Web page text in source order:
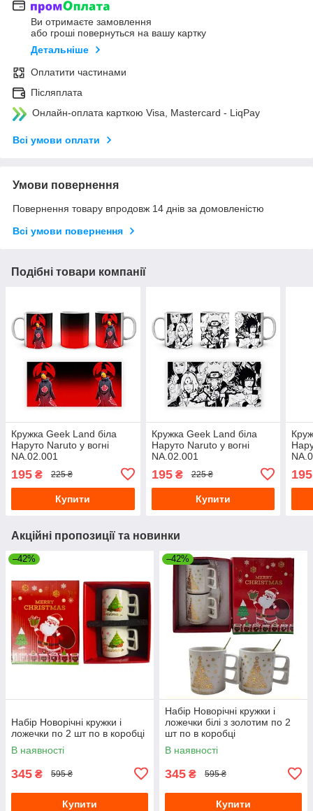
Ви отримаєте замовлення
або гроші повернуться на вашу картку
Детальніше
Оплатити частинами
Післяплата
Онлайн-оплата карткою Visa, Mastercard - LiqPay
Всі умови оплати
Умови повернення
Повернення товару впродовж 14 днів за домовленістю
Всі умови повернення
Подібні товари компанії
Кружка Geek Land біла
Наруто Naruto у вогні
NA.02.001
195 ₴ 225 ₴
Купити
Кружка Geek Land біла
Наруто Naruto у вогні
NA.02.001
195₴ 225 ₴
Купити
195
Акційні пропозиції та новинки
–42%
Набір Новорічні кружки і
ложечки по 2 шт по в коробці
В наявності
345 ₴ 595 ₴
Купити
–42%
Набір Новорічні кружки і
ложечки білі з золотим по 2
шт по в коробці
В наявності
345 ₴ 595 ₴
Купити